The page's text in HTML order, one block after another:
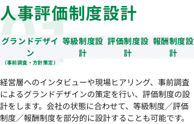
人事評価制度設計
グランドデザイ
ン
（事前調査・方針策定）
等級制度設
計
評価制度設
計
報酬制度設
計
経営層へのインタビューや現場ヒアリング、事前調査
によるグランドデザインの策定を行い、評価制度の設
計をします。会社の状態に合わせて、等級制度／評価
制度／報酬制度を部分的に設計することも可能です。